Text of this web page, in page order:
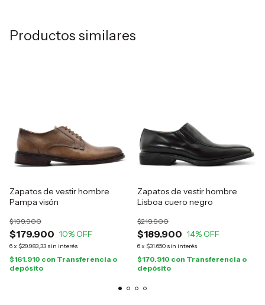
Productos similares
Zapatos de vestir hombre
Pampa visón
$179.900
$199.900
10% OFF
6x $29.983,33 sin interés
$161.910 con Transferencia o
depósito
Zapatos de vestir hombre
Lisboa cuero negro
$189.900
$219.900
14% OFF
6x $31.650 sin interés
$170.910 con Transferencia o
depósito